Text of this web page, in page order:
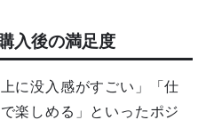
入後の満足度
に没入感がすごい」「仕
楽しめる」といったポジ